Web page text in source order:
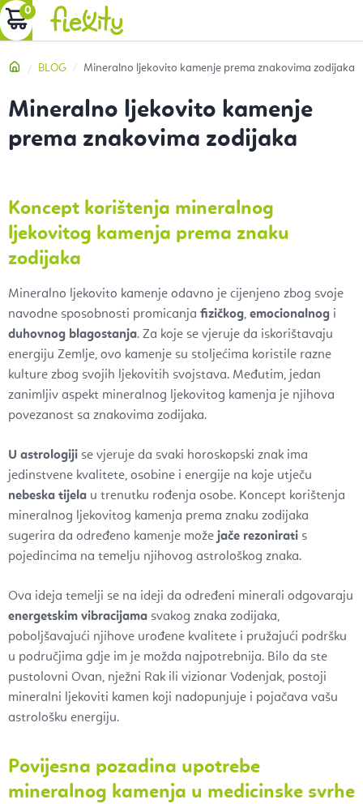
Preskoči
na
KOŠARICA
Početna
BLOG Mineralno ljekovito kamenje prema znakovima zodijaka
Mineralno ljekovito kamenje
prema znakovima zodijaka
Koncept korištenja mineralnog
ljekovitog kamenja prema znaku
zodijaka
Mineralno ljekovito kamenje odavno je cijenjeno zbog svoje
navodne sposobnosti promicanja fizičkog, emocionalnog i
duhovnog blagostanja. Za koje se vjeruje da iskorištavaju
energiju Zemlje, ovo kamenje su stoljećima koristile razne
kulture zbog svojih ljekovitih svojstava. Međutim, jedan
zanimljiv aspekt mineralnog ljekovitog kamenja je njihova
povezanost sa znakovima zodijaka.
U astrologiji se vjeruje da svaki horoskopski znak ima
jedinstvene kvalitete, osobine i energije na koje utječu
nebeska tijela u trenutku rođenja osobe. Koncept korištenja
mineralnog ljekovitog kamenja prema znaku zodijaka
sugerira da određeno kamenje može jače rezonirati s
pojedincima na temelju njihovog astrološkog znaka.
Ova ideja temelji se na ideji da određeni minerali odgovaraju
energetskim vibracijama svakog znaka zodijaka,
poboljšavajući njihove urođene kvalitete i pružajući podršku
u područjima gdje im je možda najpotrebnija. Bilo da ste
pustolovni Ovan, nježni Rak ili vizionar Vodenjak, postoji
mineralni ljekoviti kamen koji nadopunjuje i pojačava vašu
astrološku energiju.
Povijesna pozadina upotrebe
mineralnog kamenja u medicinske svrhe